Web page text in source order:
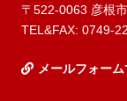
〒522-0063 彦根
TEL&FAX: 0749-
メールフォー